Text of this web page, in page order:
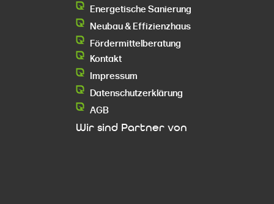
Energetische Sanierung
Neubau & Effizienzhaus
Fördermittelberatung
Kontakt
Impressum
Datenschutzerklärung
AGB
Wir sind Partner von